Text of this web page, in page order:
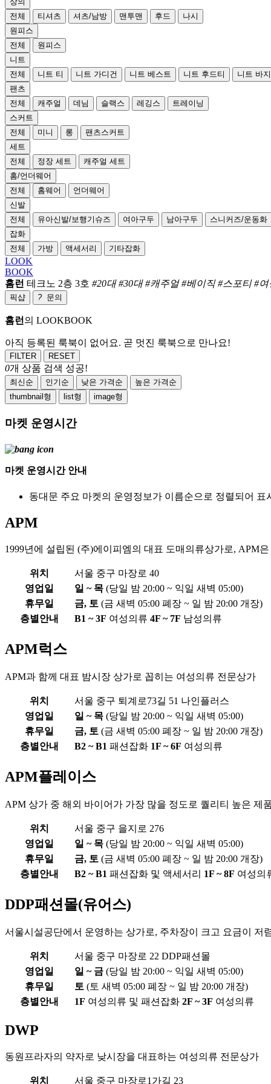
전체
티셔츠 셔츠/남방 맨투맨 후드
나시
원피스
전체
원피스
니트
전체
니트 티 니트 가디건 니트 베스트 니트 후드티
니트 바지
팬츠
전체
캐주얼 데님 슬랙스 레깅스
트레이닝
스커트
전체
미니 롱
팬츠스커트
세트
전체
정장 세트
캐주얼 세트
홈/언더웨어
전체
홈웨어
언더웨어
신발
전체
유아신발/보행기슈즈 여아구두 남아구두 스니커즈/운동화
잡화
전체
가방 액세서리 기타잡화
LOOK
BOOK
홈런 테크노 2층 3호 #20대 #30대 #캐주얼 #베이직 #스포티 #여
픽샵 ? 문의
홈런 의 LOOKBOOK
아직 등록된 룩북이 없어요. 곧 멋진 룩북으로 만나요!
FILTER RESET
0개 상품 검색 성공!
최신순 인기순 낮은 가격순
높은 가격순
thumbnail형
list형 image형
마켓 운영시간
마켓 운영시간 안내
동대문 주요 마켓의 운영정보가 이름순으로 정렬되어 표
APM
1999년에 설립된 (주)에이피엠의 대표 도매의류상가로, APM
위치
서울 중구 마장로 40
영업일
일 ~ 목 (당일 밤 20:00 ~ 익일 새벽 05:00)
휴무일
금, 토 (금 새벽 05:00 폐장 ~ 일 밤 20:00 개장)
층별안내
B1 ~ 3F 여성의류 4F ~ 7F 남성의류
APM럭스
APM과 함께 대표 밤시장 상가로 꼽히는 여성의류 전문상가
위치
서울 중구 퇴계로73길 51 나인플러스
영업일
일 ~ 목 (당일 밤 20:00 ~ 익일 새벽 05:00)
휴무일
금, 토 (금 새벽 05:00 폐장 ~ 일 밤 20:00 개장)
층별안내
B2 ~ B1 패션잡화 1F ~ 6F 여성의류
APM플레이스
APM 상가 중 해외 바이어가 가장 많을 정도로 퀄리티 높은 제
위치
서울 중구 을지로 276
영업일
일 ~ 목 (당일 밤 20:00 ~ 익일 새벽 05:00)
휴무일
금, 토 (금 새벽 05:00 폐장 ~ 일 밤 20:00 개장)
층별안내
B2 ~ B1 패션잡화 및 액세서리 1F ~ 8F 여성의
DDP패션몰(유어스)
서울시설공단에서 운영하는 상가로, 주차장이 크고 요금이 저
위치
서울 중구 마장로 22 DDP패션몰
영업일
일 ~ 금 (당일 밤 20:00 ~ 익일 새벽 05:00)
휴무일
토 (토 새벽 05:00 폐장 ~ 일 밤 20:00 개장)
층별안내
1F 여성의류 및 패션잡화 2F ~ 3F 여성의류
DWP
동원프라자의 약자로 낮시장을 대표하는 여성의류 전문상가
위치 서울 중구 마장로1가길 23